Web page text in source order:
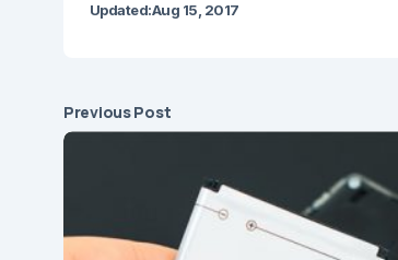
Updated:Aug 15, 2017
Previous Post